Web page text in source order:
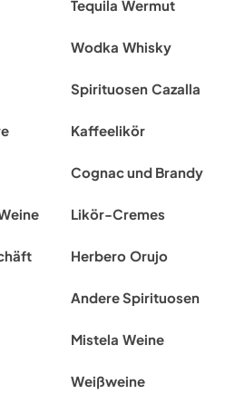
Tequila Wermut
Wodka Whisky
Spirituosen Cazalla
Kaffeelikör
Cognac und Brandy
Likör-Cremes
Herbero Orujo
Andere Spirituosen
Mistela Weine
Weißweine